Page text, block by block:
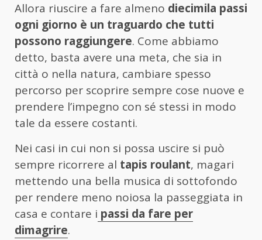
Allora riuscire a fare almeno diecimila passi
ogni giorno è un traguardo che tutti
possono raggiungere. Come abbiamo
detto, basta avere una meta, che sia in
città o nella natura, cambiare spesso
percorso per scoprire sempre cose nuove e
prendere l’impegno con sé stessi in modo
tale da essere costanti.
Nei casi in cui non si possa uscire si può
sempre ricorrere al tapis roulant, magari
mettendo una bella musica di sottofondo
per rendere meno noiosa la passeggiata in
casa e contare i passi da fare per
dimagrire.